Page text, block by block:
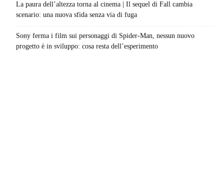
La paura dell’altezza torna al cinema | Il sequel di Fall cambia
scenario: una nuova sfida senza via di fuga
Sony ferma i film sui personaggi di Spider-Man, nessun nuovo
progetto è in sviluppo: cosa resta dell’esperimento